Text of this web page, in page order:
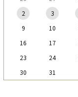
2
3
9
10
16
17
23
24
30
31